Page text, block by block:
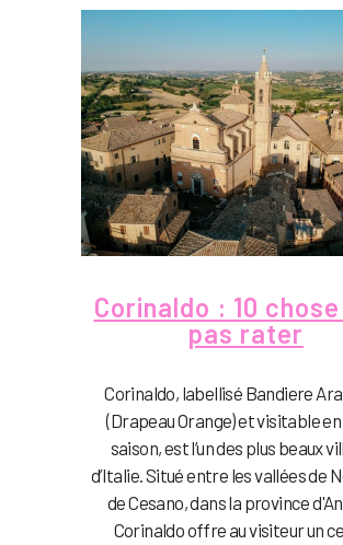
Corinaldo : 10
pas rater
Corinaldo, labellisé Bandiere
(Drapeau Orange) et visitable
saison, est l’un des plus beaux
d’Italie. Situé entre les vallées de
de Cesano, dans la province
Corinaldo offre au visiteur un